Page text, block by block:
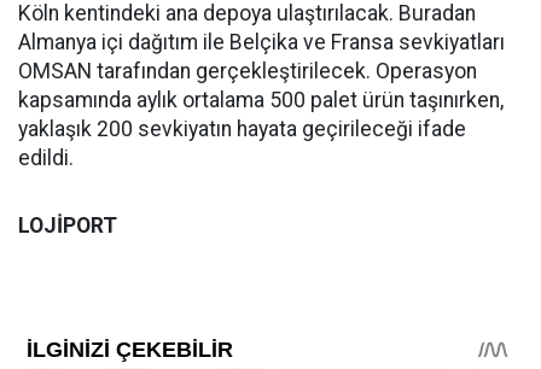
Köln kentindeki ana depoya ulaştırılacak. Buradan
Almanya içi dağıtım ile Belçika ve Fransa sevkiyatları
OMSAN tarafından gerçekleştirilecek. Operasyon
kapsamında aylık ortalama 500 palet ürün taşınırken,
yaklaşık 200 sevkiyatın hayata geçirileceği ifade
edildi.
LOJİPORT